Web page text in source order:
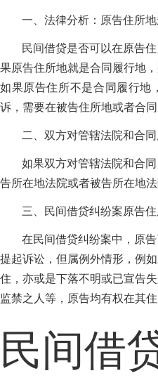
一、法律分析：原告住所
民间借贷是否可以在原告
果原告住所地就是合同履行地
如果原告住所不是合同履行地
诉，需要在被告住所地或者合
二、双方对管辖法院和合
如果双方对管辖法院和合
告所在地法院或者被告所在地法
三、民间借贷纠纷案原告
在民间借贷纠纷案中，原
提起诉讼，但属例外情形，例
住，亦或是下落不明或已宣告
监禁之人等，原告均有权在其
民间借